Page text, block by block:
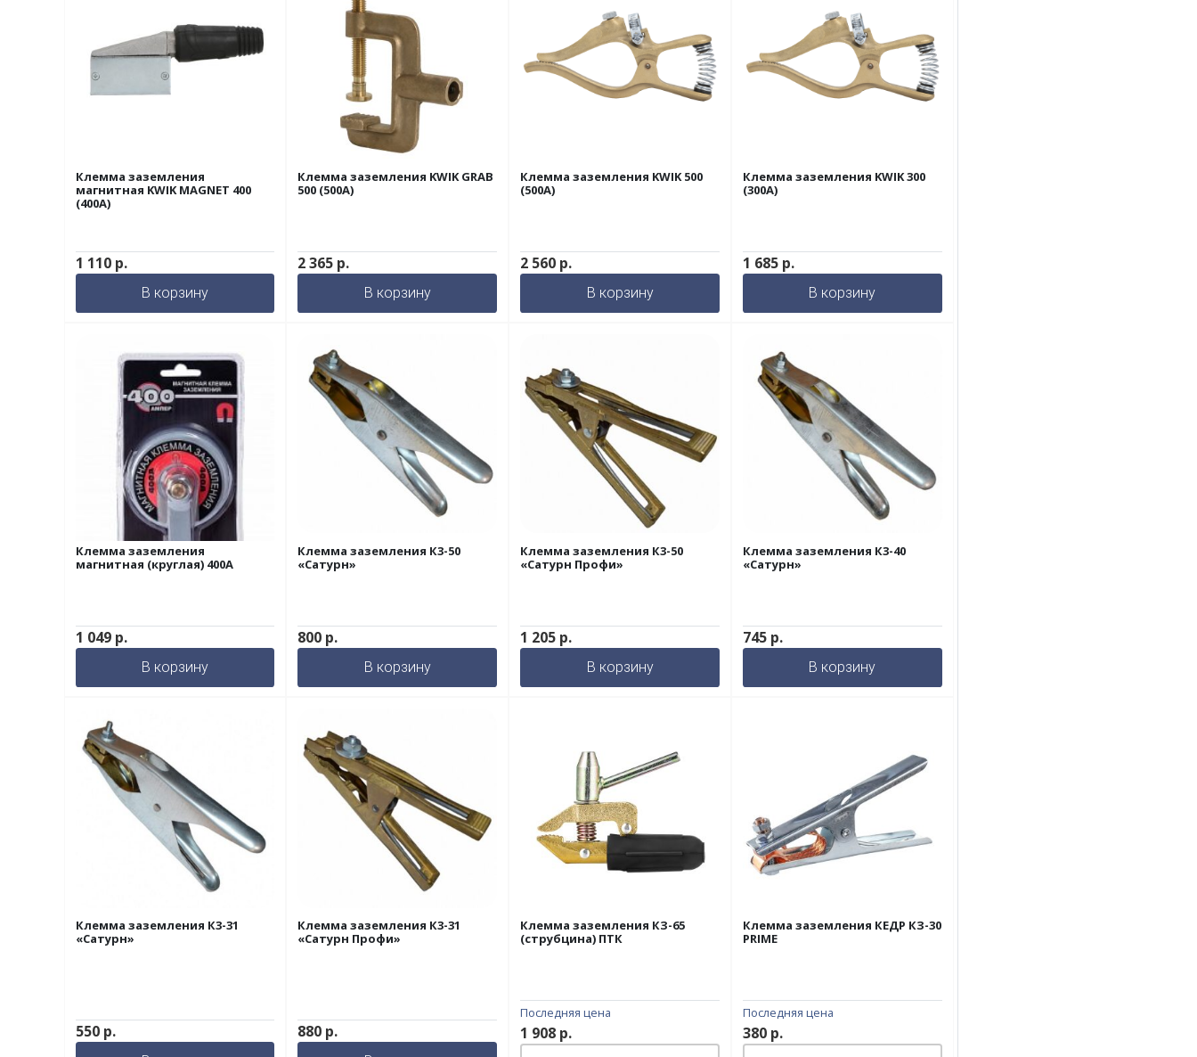
Клемма заземления
магнитная KWIK MAGNET 400
(400A)
1 110р.
В корзину
Клемма заземления KWIK GRAB
500 (500A)
2 365 р.
В корзину
Клемма заземления KWIK 500
(500A)
2 560 р.
В корзину
Клемма заземления KWIK 300
(300A)
1 685р.
В корзину
Клемма заземления
магнитная (круглая) 400А
1 049р.
В корзину
Клемма заземления К3-50
«Сатурн»
800 р.
В корзину
Клемма заземления К3-50
«Сатурн Профи»
1 205 р.
В корзину
Клемма заземления К3-40
«Сатурн»
745р.
В корзину
Клемма заземления К3-31
«Сатурн»
550р.
Клемма заземления К3-31
«Сатурн Профи»
880 р.
Клемма заземления КЗ-65
(струбцина) ПТК
Последняя цена
1 908 р.
Клемма заземления КЕДР КЗ-30
PRIME
Последняя цена
380р.